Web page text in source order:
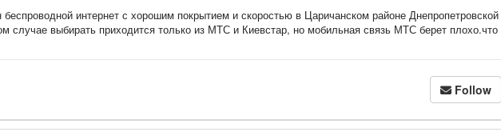
интернет с хорошим покрытием и скоростью в Царичанском районе Днепропетровской
случае выбирать приходится только из МТС и Киевстар, но мобильная связь МТС берет плохо.что
Follow